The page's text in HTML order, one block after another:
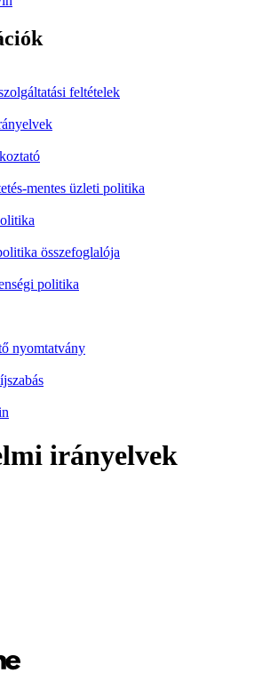
feltételek
mentes üzleti politika
összefoglalója
politika
nyomtatvány
irányelvek